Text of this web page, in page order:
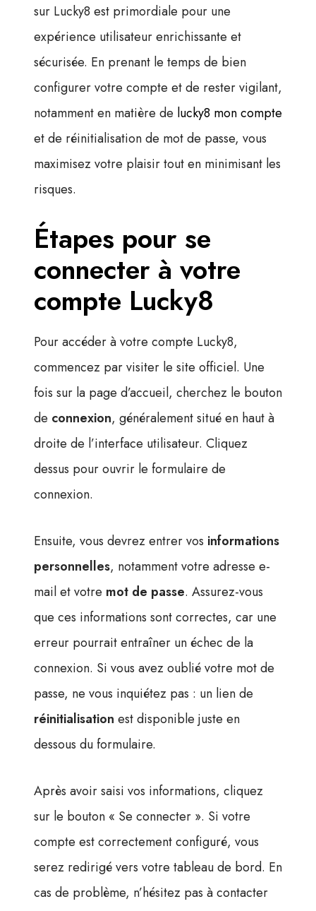
sur Lucky8 est primordiale pour une
expérience utilisateur enrichissante et
sécurisée. En prenant le temps de bien
configurer votre compte et de rester vigilant,
notamment en matière de lucky8 mon compte
et de réinitialisation de mot de passe, vous
maximisez votre plaisir tout en minimisant les
risques.
Étapes pour se
connecter à votre
compte Lucky8
Pour accéder à votre compte Lucky8,
commencez par visiter le site officiel. Une
fois sur la page d’accueil, cherchez le bouton
de connexion, généralement situé en haut à
droite de l’interface utilisateur. Cliquez
dessus pour ouvrir le formulaire de
connexion.
Ensuite, vous devrez entrer vos informations
personnelles, notamment votre adresse e-
mail et votre mot de passe. Assurez-vous
que ces informations sont correctes, car une
erreur pourrait entraîner un échec de la
connexion. Si vous avez oublié votre mot de
passe, ne vous inquiétez pas : un lien de
réinitialisation est disponible juste en
dessous du formulaire.
Après avoir saisi vos informations, cliquez
sur le bouton « Se connecter ». Si votre
compte est correctement configuré, vous
serez redirigé vers votre tableau de bord. En
cas de problème, n’hésitez pas à contacter